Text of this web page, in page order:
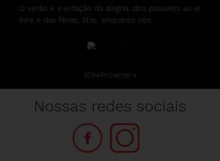
O verão é a estação da alegria, dos passeios ao ar
livre e das férias. Mas, enquanto nós
1234Próximo »
Nossas redes sociais